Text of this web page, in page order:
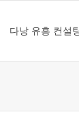
다낭 유흥 컨설